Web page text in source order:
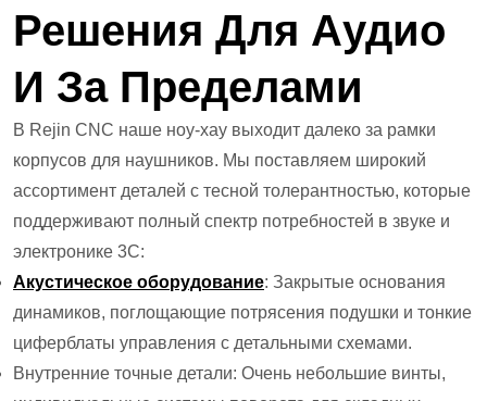
Решения Для Аудио
И За Пределами
В Rejin CNC наше ноу-хау выходит далеко за рамки
корпусов для наушников. Мы поставляем широкий
ассортимент деталей с тесной толерантностью, которые
поддерживают полный спектр потребностей в звуке и
электронике 3C:
Акустическое оборудование: Закрытые основания
динамиков, поглощающие потрясения подушки и тонкие
циферблаты управления с детальными схемами.
Внутренние точные детали: Очень небольшие винты,